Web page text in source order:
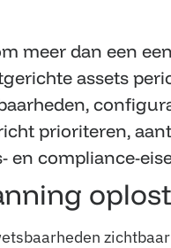
meer dan een
assets
prioriteren,
en compliance-
oplost